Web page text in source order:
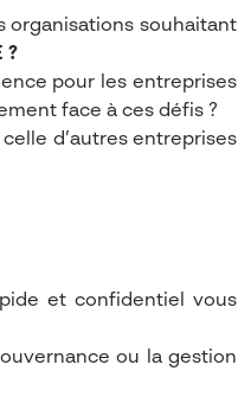
organisations souhaitant
?
pour les entreprises
face à ces défis ?
d’autres entreprises
et confidentiel vous
ou la gestion